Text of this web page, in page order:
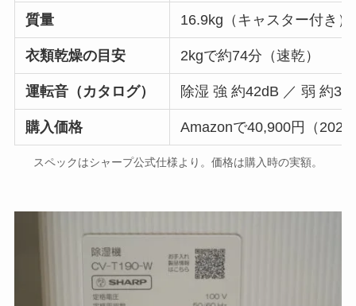
質量 16.9kg（キャスター付き）
衣類乾燥の目安 2kgで約74分（速乾）
運転音（カタログ） 除湿 強 約42dB ／ 弱 約
購入価格 Amazonで40,900円（2026
スペックはシャープ公式仕様より。価格は購入時の実額。